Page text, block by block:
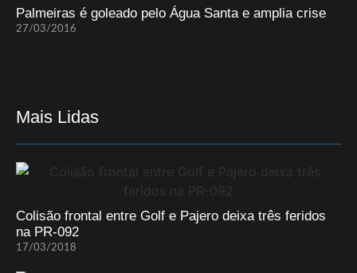
Palmeiras é goleado pelo Água Santa e amplia crise
27/03/2016
Mais Lidas
Colisão frontal entre Golf e Pajero deixa três feridos
na PR-092
17/03/2018